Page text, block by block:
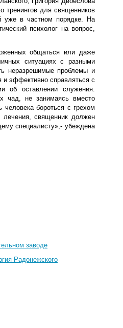
тренингов для священников
уже в частном порядке. На
психолог на вопрос,
общаться или даже
ситуациях с разными
неразрешимые проблемы и
и эффективно справляться с
об оставлении служения.
чад, не занимаясь вместо
человека бороться с грехом
лечения, священник должен
специалисту»,- убеждена
заводе
Радонежского